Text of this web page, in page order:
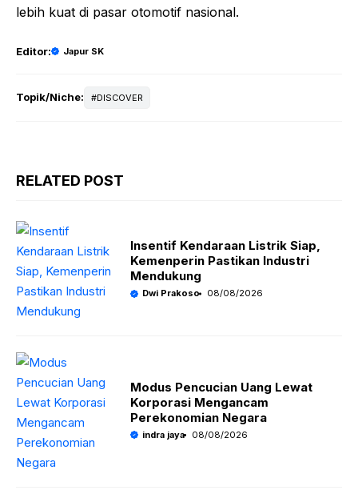
lebih kuat di pasar otomotif nasional.
Editor: Japur SK
Topik/Niche: DISCOVER
RELATED POST
Insentif Kendaraan Listrik Siap,
Kemenperin Pastikan Industri
Mendukung
Dwi Prakoso 08/08/2026
Modus Pencucian Uang Lewat
Korporasi Mengancam
Perekonomian Negara
indra jaya 08/08/2026